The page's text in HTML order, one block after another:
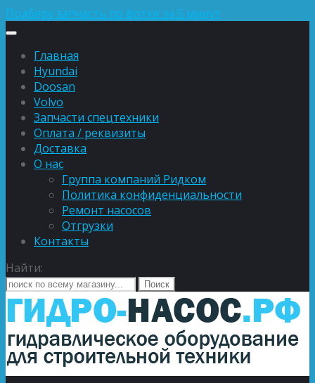
Подберу запчасть по фотке за 5 минут
Главная
Hyundai
Doosan
Volvo
Запчасти спецтехники
Оплата / реквизиты
Доставка
О нас
Группа компаний Ридком
Политика конфиденциальности
Ремонт насосов
Отгрузки
Контакты
Найти: